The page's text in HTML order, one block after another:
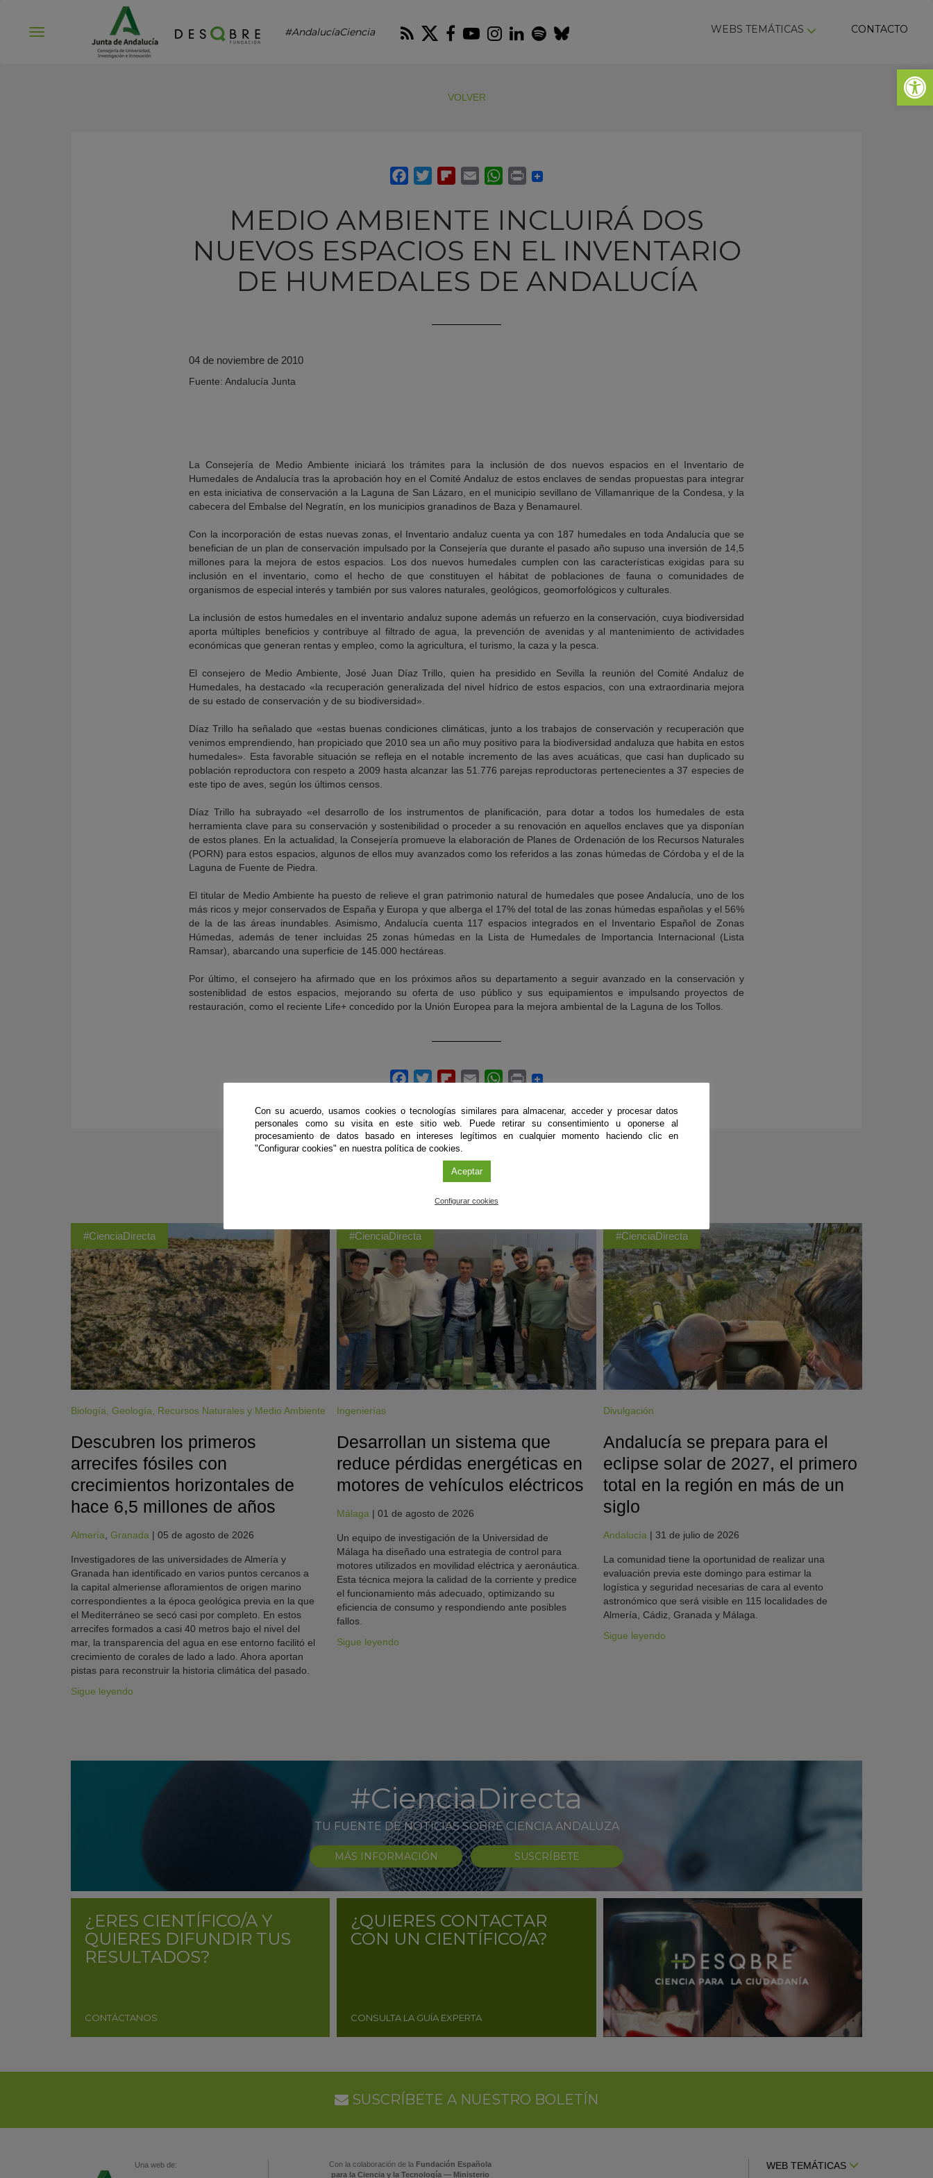
Abrir
#AndalucíaCiencia RSS Twitter
Facebook
Youtube
Instagram
LinkedIn
Spotify
Bluesky WEBS TEMÁTICAS CONTACTO
VOLVER
MEDIO AMBIENTE INCLUIRÁ DOS
NUEVOS ESPACIOS EN EL INVENTARIO
DE HUMEDALES DE ANDALUCÍA
04 de noviembre de 2010
Fuente: Andalucía Junta
La Consejería de Medio Ambiente iniciará los trámites para la inclusión de dos nuevos espacios en el Inventario de
Humedales de Andalucía tras la aprobación hoy en el Comité Andaluz de estos enclaves de sendas propuestas para integrar
en esta iniciativa de conservación a la Laguna de San Lázaro, en el municipio sevillano de Villamanrique de la Condesa, y la
cabecera del Embalse del Negratín, en los municipios granadinos de Baza y Benamaurel.
Con la incorporación de estas nuevas zonas, el Inventario andaluz cuenta ya con 187 humedales en toda Andalucía que se
benefician de un plan de conservación impulsado por la Consejería que durante el pasado año supuso una inversión de 14,5
millones para la mejora de estos espacios. Los dos nuevos humedales cumplen con las características exigidas para su
inclusión en el inventario, como el hecho de que constituyen el hábitat de poblaciones de fauna o comunidades de
organismos de especial interés y también por sus valores naturales, geológicos, geomorfológicos y culturales.
La inclusión de estos humedales en el inventario andaluz supone además un refuerzo en la conservación, cuya biodiversidad
aporta múltiples beneficios y contribuye al filtrado de agua, la prevención de avenidas y al mantenimiento de actividades
económicas que generan rentas y empleo, como la agricultura, el turismo, la caza y la pesca.
El consejero de Medio Ambiente, José Juan Díaz Trillo, quien ha presidido en Sevilla la reunión del Comité Andaluz de
Humedales, ha destacado «la recuperación generalizada del nivel hídrico de estos espacios, con una extraordinaria mejora
de su estado de conservación y de su biodiversidad».
Díaz Trillo ha señalado que «estas buenas condiciones climáticas, junto a los trabajos de conservación y recuperación que
venimos emprendiendo, han propiciado que 2010 sea un año muy positivo para la biodiversidad andaluza que habita en estos
humedales». Esta favorable situación se refleja en el notable incremento de las aves acuáticas, que casi han duplicado su
población reproductora con respeto a 2009 hasta alcanzar las 51.776 parejas reproductoras pertenecientes a 37 especies de
este tipo de aves, según los últimos censos.
Díaz Trillo ha subrayado «el desarrollo de los instrumentos de planificación, para dotar a todos los humedales de esta
herramienta clave para su conservación y sostenibilidad o proceder a su renovación en aquellos enclaves que ya disponían
de estos planes. En la actualidad, la Consejería promueve la elaboración de Planes de Ordenación de los Recursos Naturales
(PORN) para estos espacios, algunos de ellos muy avanzados como los referidos a las zonas húmedas de Córdoba y el de la
Laguna de Fuente de Piedra.
El titular de Medio Ambiente ha puesto de relieve el gran patrimonio natural de humedales que posee Andalucía, uno de los
más ricos y mejor conservados de España y Europa y que alberga el 17% del total de las zonas húmedas españolas y el 56%
de la de las áreas inundables. Asimismo, Andalucía cuenta 117 espacios integrados en el Inventario Español de Zonas
Húmedas, además de tener incluidas 25 zonas húmedas en la Lista de Humedales de Importancia Internacional (Lista
Ramsar), abarcando una superficie de 145.000 hectáreas.
Por último, el consejero ha afirmado que en los próximos años su departamento a seguir avanzado en la conservación y
sosteniblidad de estos espacios, mejorando su oferta de uso público y sus equipamientos e impulsando proyectos de
restauración, como el reciente Life+ concedido por la Unión Europea para la mejora ambiental de la Laguna de los Tollos.
ÚLTIMAS PUBLICACIONES
#CienciaDirecta
Biología Geología Recursos Naturales y Medio Ambiente
Descubren los primeros
arrecifes fósiles con
crecimientos horizontales de
hace 6,5 millones de años
Almería Granada | 05 de agosto de 2026
Investigadores de las universidades de Almería y
Granada han identificado en varios puntos cercanos a
la capital almeriense afloramientos de origen marino
correspondientes a la época geológica previa en la que
el Mediterráneo se secó casi por completo. En estos
arrecifes formados a casi 40 metros bajo el nivel del
mar, la transparencia del agua en ese entorno facilitó el
crecimiento de corales de lado a lado. Ahora aportan
pistas para reconstruir la historia climática del pasado.
Sigue leyendo
#CienciaDirecta
Ingenierías
Desarrollan un sistema que
reduce pérdidas energéticas en
motores de vehículos eléctricos
Málaga |01 de agosto de 2026
Un equipo de investigación de la Universidad de
Málaga ha diseñado una estrategia de control para
motores utilizados en movilidad eléctrica y aeronáutica.
Esta técnica mejora la calidad de la corriente y predice
el funcionamiento más adecuado, optimizando su
eficiencia de consumo y respondiendo ante posibles
fallos.
Sigue leyendo
#CienciaDirecta
Divulgación
Andalucía se prepara para el
eclipse solar de 2027, el primero
total en la región en más de un
siglo
Andalucía | 31 de julio de 2026
La comunidad tiene la oportunidad de realizar una
evaluación previa este domingo para estimar la
logística y seguridad necesarias de cara al evento
astronómico que será visible en 115 localidades de
Almería, Cádiz, Granada y Málaga.
Sigue leyendo
#CienciaDirecta
TU FUENTE DE NOTICIAS SOBRE CIENCIA ANDALUZA
MÁS INFORMACIÓN SUSCRÍBETE
¿ERES CIENTÍFICO/A Y
QUIERES DIFUNDIR TUS
RESULTADOS?
CONTÁCTANOS
¿QUIERES CONTACTAR
CON UN CIENTÍFICO/A?
CONSULTA LA GUÍA EXPERTA
SUSCRÍBETE A NUESTRO BOLETÍN
Una web de: Con la colaboración de la Fundación Española
para la Ciencia y la Tecnología — Ministerio
WEB TEMÁTICAS
Con su acuerdo, usamos cookies o tecnologías similares para almacenar, acceder y procesar datos
personales como su visita en este sitio web. Puede retirar su consentimiento u oponerse al
procesamiento de datos basado en intereses legítimos en cualquier momento haciendo clic en
"Configurar cookies" en nuestra política de cookies.
Aceptar
Configurar cookies